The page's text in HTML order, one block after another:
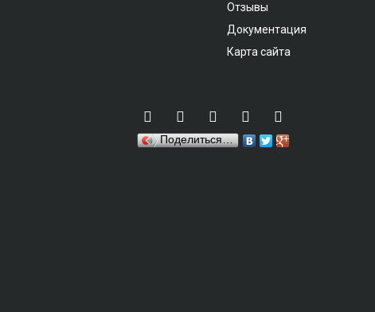
Отзывы
Документация
Карта сайта
Поделиться…